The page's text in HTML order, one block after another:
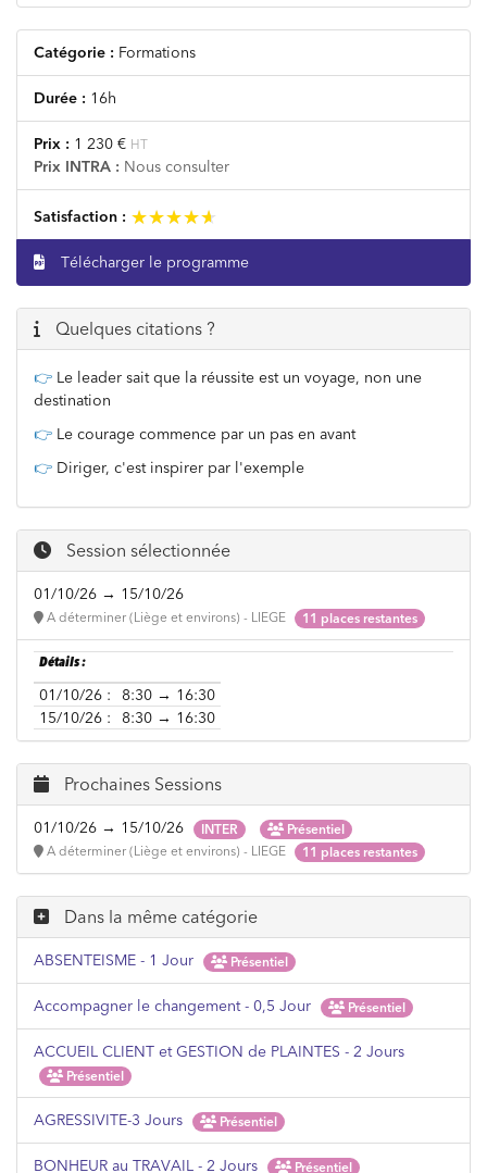
Catégorie : Formations
Durée : 16h
Prix : 1 230 € HT
Prix INTRA : Nous consulter
Satisfaction : ★★★★★
★★★★★
Télécharger le programme
Quelques citations ?
👉 Le leader sait que la réussite est un voyage, non une
destination
👉 Le courage commence par un pas en avant
👉 Diriger, c'est inspirer par l'exemple
Session sélectionnée
01/10/26 → 15/10/26
A déterminer (Liège et environs) - LIEGE 11 places restantes
Détails :
01/10/26 :
8:30 → 16:30
15/10/26 :
8:30 → 16:30
Prochaines Sessions
01/10/26 → 15/10/26 INTER
Présentiel
A déterminer (Liège et environs) - LIEGE
11 places restantes
Dans la même catégorie
ABSENTEISME - 1 Jour Présentiel
Accompagner le changement - 0,5 Jour Présentiel
ACCUEIL CLIENT et GESTION de PLAINTES - 2 Jours
Présentiel
AGRESSIVITE-3 Jours Présentiel
BONHEUR au TRAVAIL - 2 Jours Présentiel